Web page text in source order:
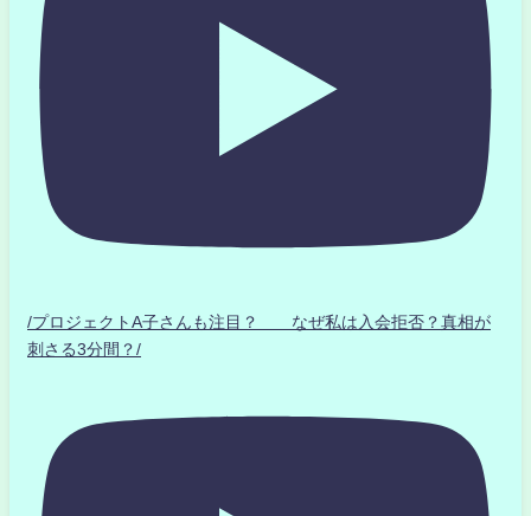
/プロジェクトA子さんも注目？ なぜ私は入会拒否？真相が
刺さる3分間？/